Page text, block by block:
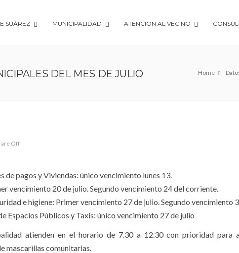
SUÁREZ MUNICIPALIDAD ATENCIÓN AL VECINO
Home
DEL MES DE JULIO
Off
de pagos y Viviendas: único vencimiento lunes 13.
vencimiento 20 de julio. Segundo vencimiento 24 del corriente.
e higiene: Primer vencimiento 27 de julio. Segundo vencimiento
Espacios Públicos y Taxis: único vencimiento 27 de julio
atienden en el horario de 7.30 a 12.30 con prioridad para
mascarillas comunitarias.⠀